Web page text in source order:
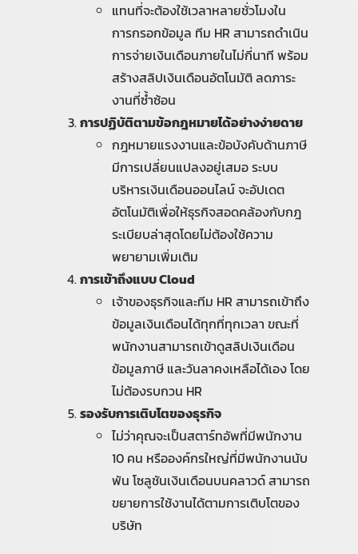
แทนที่จะต้องใช้เวลาหลายชั่วโมงใน
การกรอกข้อมูล ทีม HR สามารถดำเนิน
การจ่ายเงินเดือนภายในไม่กี่นาที พร้อม
สร้างสลิปเงินเดือนอัตโนมัติ ลดภาระ
งานที่ซ้ำซ้อน
การปฏิบัติตามข้อกฎหมายได้อย่างง่ายดาย
กฎหมายแรงงานและข้อบังคับด้านภาษี
มีการเปลี่ยนแปลงอยู่เสมอ ระบบ
บริหารเงินเดือนออนไลน์ จะอัปเดต
อัตโนมัติเพื่อให้ธุรกิจสอดคล้องกับกฎ
ระเบียบล่าสุดโดยไม่ต้องใช้ความ
พยายามเพิ่มเติม
การเข้าถึงแบบ Cloud
เจ้าของธุรกิจและทีม HR สามารถเข้าถึง
ข้อมูลเงินเดือนได้ทุกที่ทุกเวลา ขณะที่
พนักงานสามารถเข้าดูสลิปเงินเดือน
ข้อมูลภาษี และวันลาคงเหลือได้เอง โดย
ไม่ต้องรบกวน HR
รองรับการเติบโตของธุรกิจ
ไม่ว่าคุณจะเป็นสตาร์ทอัพที่มีพนักงาน
10 คน หรือองค์กรใหญ่ที่มีพนักงานนับ
พัน โซลูชันเงินเดือนบนคลาวด์ สามารถ
ขยายการใช้งานได้ตามการเติบโตของ
บริษัท